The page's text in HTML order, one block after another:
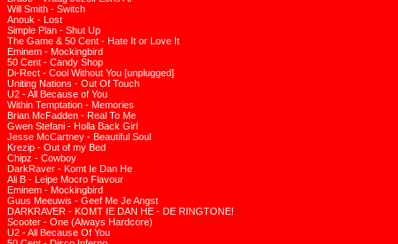
Will Smith - Switch
Anouk - Lost
Simple Plan - Shut Up
The Game & 50 Cent - Hate It or Love It
Eminem - Mockingbird
50 Cent - Candy Shop
Di-Rect - Cool Without You [unplugged]
Uniting Nations - Out Of Touch
U2 - All Because of You
Within Temptation - Memories
Brian McFadden - Real To Me
Gwen Stefani - Holla Back Girl
Jesse McCartney - Beautiful Soul
Krezip - Out of my Bed
Chipz - Cowboy
DarkRaver - Komt Ie Dan He
Ali B - Leipe Mocro Flavour
Eminem - Mockingbird
Guus Meeuwis - Geef Me Je Angst
DARKRAVER - KOMT IE DAN HE - DE RINGTONE!
Scooter - One (Always Hardcore)
U2 - All Because Of You